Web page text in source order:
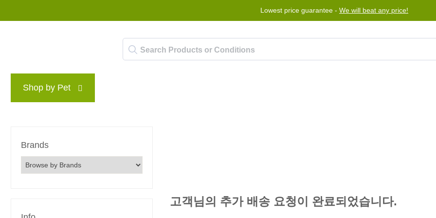
Lowest price guarantee - We will beat any price!
Shop by Pet
Brands
고객님의 추가 배송 요청이 완료되었습니다.